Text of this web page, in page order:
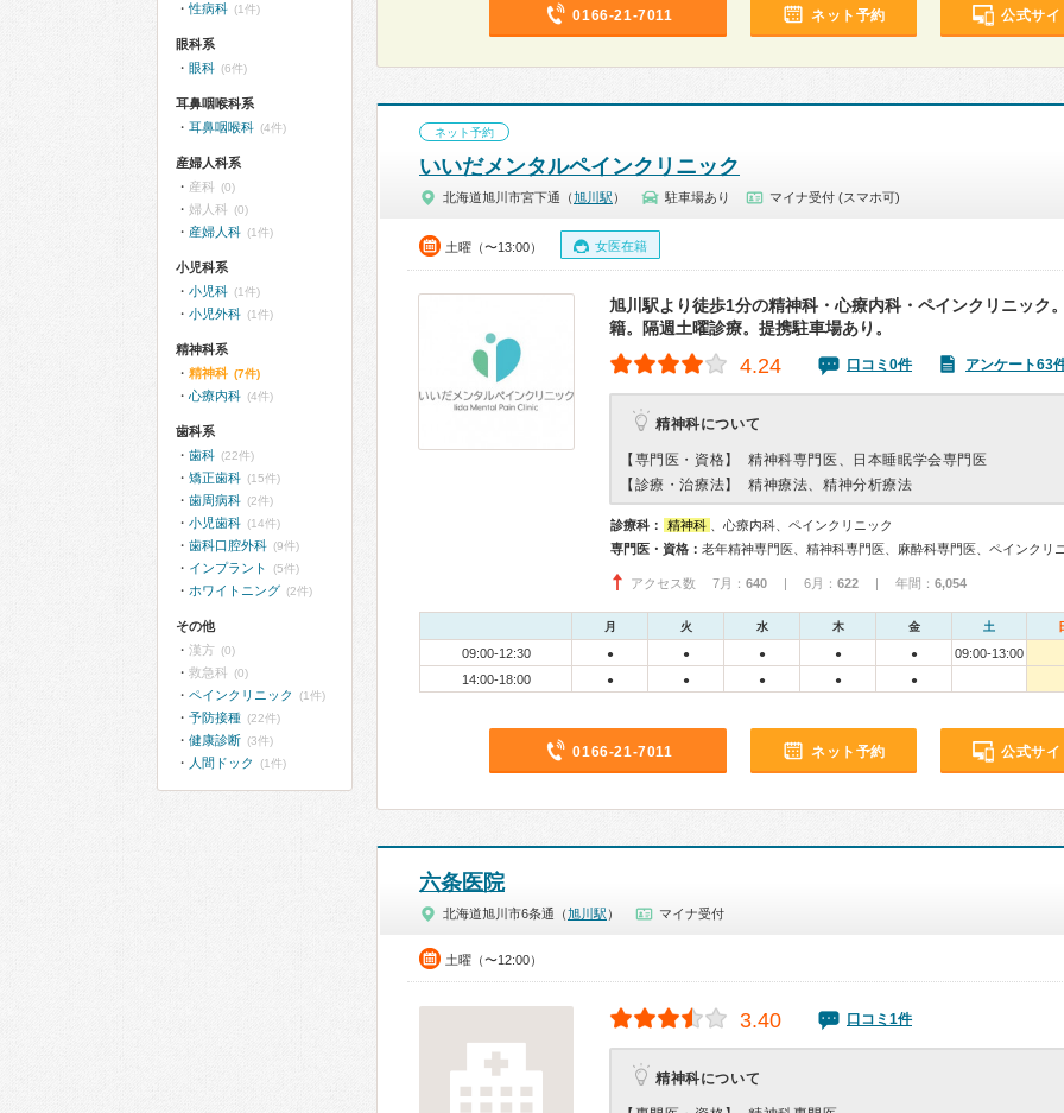
0166-21-7011 ネット予約 公式サイ
ネット予約
いいだメンタルペインクリニック
北海道旭川市宮下通（旭川駅 ） 駐車場あり マイナ受付 (スマホ可)
土曜（〜13:00） 女医在籍
旭川駅より徒歩1分の精神科・心療内科・ペインクリニック
籍。隔週土曜診療。提携駐車場あり。
4.24 口コミ0件 アンケート63
精神科について
【専門医・資格】
精神科専門医、日本睡眠学会専門医
【診療・治療法】
精神療法、精神分析療法
診療科： 精神科
、心療内科、ペインクリニック
専門医・資格：
アクセス数 7月： 640 | 6月： 622 | 年間： 6,054
月 火 水 木 金 土
09:00-12:30 ● ● ● ● ●
09:00-13:00
14:00-18:00
● ● ● ● ●
0166-21-7011 ネット予約 公式サイ
六条医院
北海道旭川市6条通（旭川駅 ） マイナ受付
土曜（〜12:00）
3.40 口コミ1件
精神科について
性病科 (1件)
眼科系
眼科 (6件)
耳鼻咽喉科系
耳鼻咽喉科 (4件)
産婦人科系
産科 (0)
婦人科 (0)
産婦人科 (1件)
小児科系
小児科 (1件)
小児外科 (1件)
精神科系
精神科 (7件)
心療内科 (4件)
歯科系
歯科 (22件)
矯正歯科 (15件)
歯周病科 (2件)
小児歯科 (14件)
歯科口腔外科 (9件)
インプラント (5件)
ホワイトニング (2件)
その他
漢方 (0)
救急科 (0)
ペインクリニック (1件)
予防接種 (22件)
健康診断 (3件)
人間ドック (1件)